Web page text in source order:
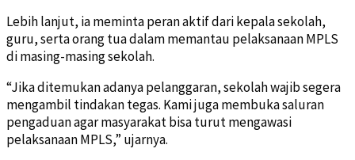
Lebih lanjut, ia meminta peran aktif dari kepala sekolah,
guru, serta orang tua dalam memantau pelaksanaan MPLS
di masing-masing sekolah.
“Jika ditemukan adanya pelanggaran, sekolah wajib segera
mengambil tindakan tegas. Kami juga membuka saluran
pengaduan agar masyarakat bisa turut mengawasi
pelaksanaan MPLS,” ujarnya.